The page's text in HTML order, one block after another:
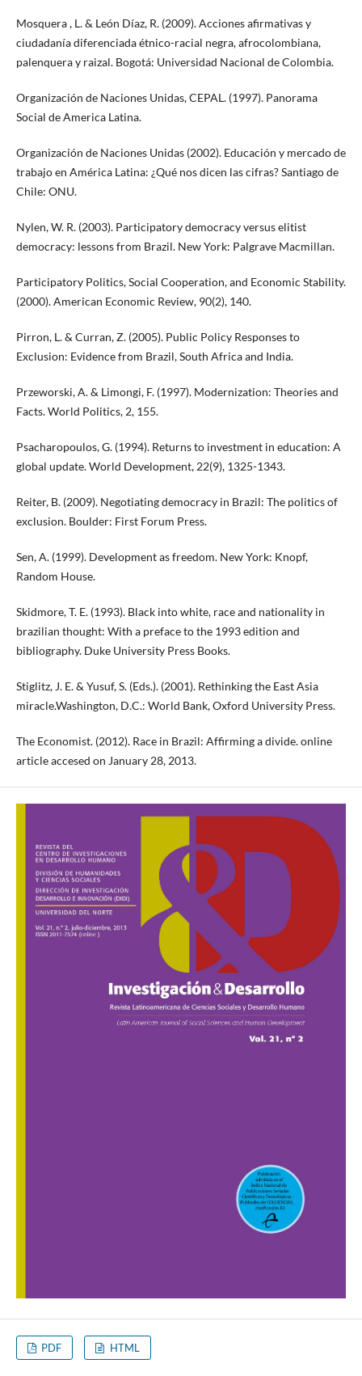
Mosquera , L. & León Díaz, R. (2009). Acciones afirmativas y
ciudadanía diferenciada étnico-racial negra, afrocolombiana,
palenquera y raizal. Bogotá: Universidad Nacional de Colombia.
Organización de Naciones Unidas, CEPAL. (1997). Panorama
Social de America Latina.
Organización de Naciones Unidas (2002). Educación y mercado de
trabajo en América Latina: ¿Qué nos dicen las cifras? Santiago de
Chile: ONU.
Nylen, W. R. (2003). Participatory democracy versus elitist
democracy: lessons from Brazil. New York: Palgrave Macmillan.
Participatory Politics, Social Cooperation, and Economic Stability.
(2000). American Economic Review, 90(2), 140.
Pirron, L. & Curran, Z. (2005). Public Policy Responses to
Exclusion: Evidence from Brazil, South Africa and India.
Przeworski, A. & Limongi, F. (1997). Modernization: Theories and
Facts. World Politics, 2, 155.
Psacharopoulos, G. (1994). Returns to investment in education: A
global update. World Development, 22(9), 1325-1343.
Reiter, B. (2009). Negotiating democracy in Brazil: The politics of
exclusion. Boulder: First Forum Press.
Sen, A. (1999). Development as freedom. New York: Knopf,
Random House.
Skidmore, T. E. (1993). Black into white, race and nationality in
brazilian thought: With a preface to the 1993 edition and
bibliography. Duke University Press Books.
Stiglitz, J. E. & Yusuf, S. (Eds.). (2001). Rethinking the East Asia
miracle.Washington, D.C.: World Bank, Oxford University Press.
The Economist. (2012). Race in Brazil: Affirming a divide. online
article accesed on January 28, 2013.
PDF HTML